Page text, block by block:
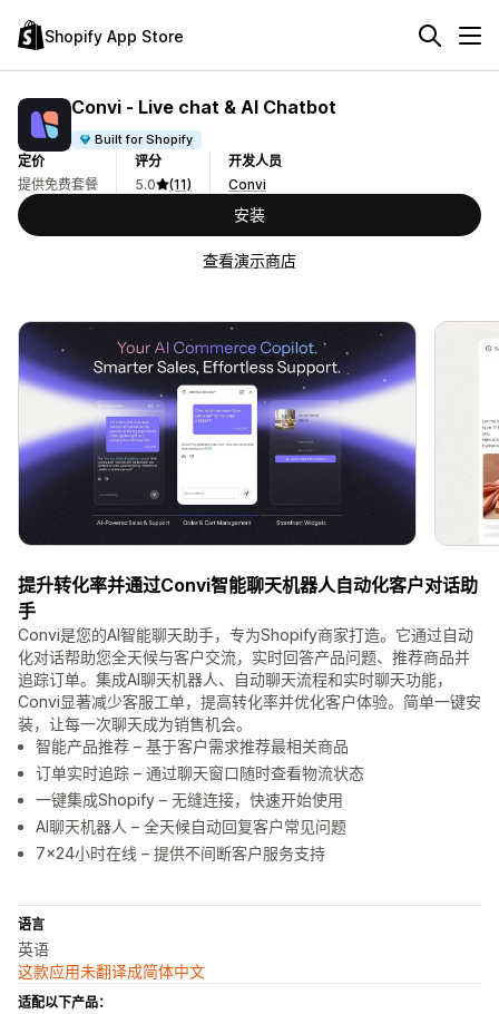
Shopify App Store
Convi ‑ Live chat & AI Chatbot
Built for Shopify
定价
提供免费套餐
评分
5.0
(11)
开发人员
Convi
安装
查看演示商店
提升转化率并通过Convi智能聊天机器人自动化客户对话助
手
Convi是您的AI智能聊天助手，专为Shopify商家打造。它通过自动
化对话帮助您全天候与客户交流，实时回答产品问题、推荐商品并
追踪订单。集成AI聊天机器人、自动聊天流程和实时聊天功能，
Convi显著减少客服工单，提高转化率并优化客户体验。简单一键安
装，让每一次聊天成为销售机会。
智能产品推荐 – 基于客户需求推荐最相关商品
订单实时追踪 – 通过聊天窗口随时查看物流状态
一键集成Shopify – 无缝连接，快速开始使用
AI聊天机器人 – 全天候自动回复客户常见问题
7x24小时在线 – 提供不间断客户服务支持
语言
英语
这款应用未翻译成简体中文
适配以下产品：